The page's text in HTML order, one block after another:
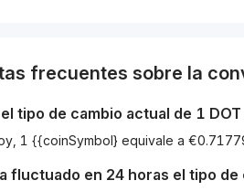
frecuentes sobre la
tipo de cambio actual de 1 DOT
1 {{coinSymbol} equivale a
fluctuado en 24 horas el tipo de